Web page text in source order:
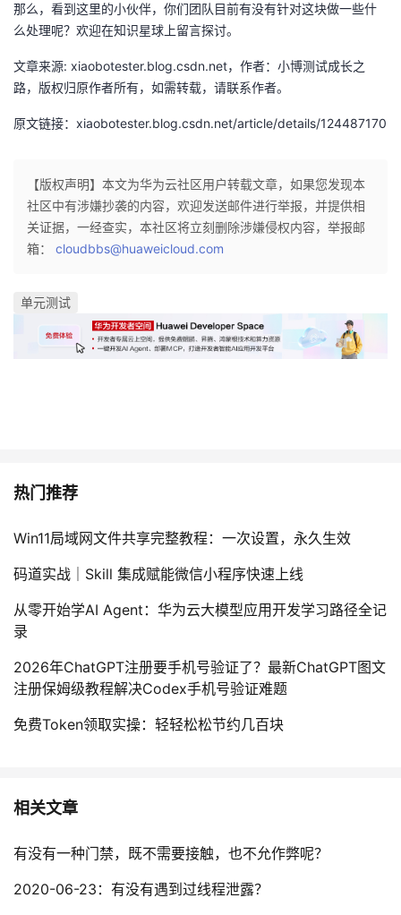
课
程
的
认
证
我
的
实
我
的
藏
术
支
持
云
声
建
那么，看到这里的小伙伴，你们团队目前有没有针对这块做一些什
么处理呢？欢迎在知识星球上留言探讨。
文章来源: xiaobotester.blog.csdn.net，作者：小博测试成长之
路，版权归原作者所有，如需转载，请联系作者。
原文链接：xiaobotester.blog.csdn.net/article/details/124487170
【版权声明】本文为华为云社区用户转载文章，如果您发现本
社区中有涉嫌抄袭的内容，欢迎发送邮件进行举报，并提供相
关证据，一经查实，本社区将立刻删除涉嫌侵权内容，举报邮
箱： cloudbbs@huaweicloud.com
单元测试
热门推荐
Win11局域网文件共享完整教程：一次设置，永久生效
码道实战｜Skill 集成赋能微信小程序快速上线
从零开始学AI Agent：华为云大模型应用开发学习路径全记
录
2026年ChatGPT注册要手机号验证了？最新ChatGPT图文
注册保姆级教程解决Codex手机号验证难题
免费Token领取实操：轻轻松松节约几百块
相关文章
有没有一种门禁，既不需要接触，也不允作弊呢？
2020-06-23：有没有遇到过线程泄露？